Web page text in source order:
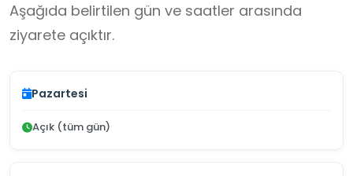
Aşağıda belirtilen gün ve saatler arasında
ziyarete açıktır.
Pazartesi
Açık (tüm gün)